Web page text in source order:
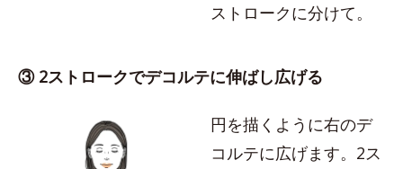
ストロークに分けて。
③ 2ストロークでデコルテに伸ばし広げる
円を描くように右のデ
コルテに広げます。2ス